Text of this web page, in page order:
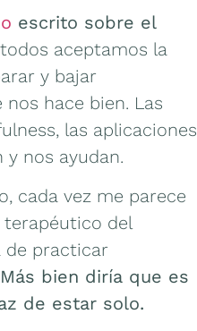
escrito sobre el
aceptamos la
y bajar
hace bien. Las
las aplicaciones
nos ayudan.
cada vez me parece
del
de practicar
Más bien diría que es
de estar solo.